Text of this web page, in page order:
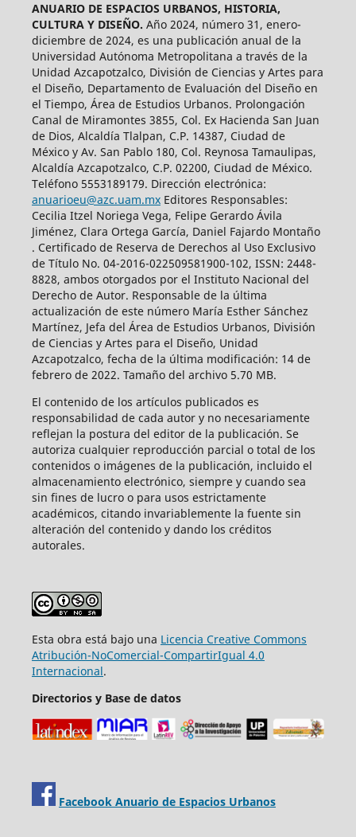
ANUARIO DE ESPACIOS URBANOS, HISTORIA,
CULTURA Y DISEÑO. Año 2024, número 31, enero-
diciembre de 2024, es una publicación anual de la
Universidad Autónoma Metropolitana a través de la
Unidad Azcapotzalco, División de Ciencias y Artes para
el Diseño, Departamento de Evaluación del Diseño en
el Tiempo, Área de Estudios Urbanos. Prolongación
Canal de Miramontes 3855, Col. Ex Hacienda San Juan
de Dios, Alcaldía Tlalpan, C.P. 14387, Ciudad de
México y Av. San Pablo 180, Col. Reynosa Tamaulipas,
Alcaldía Azcapotzalco, C.P. 02200, Ciudad de México.
Teléfono 5553189179. Dirección electrónica:
anuarioeu@azc.uam.mxEditores Responsables:
Cecilia Itzel Noriega Vega, Felipe Gerardo Ávila
Jiménez, Clara Ortega García, Daniel Fajardo Montaño
. Certificado de Reserva de Derechos al Uso Exclusivo
de Título No. 04-2016-022509581900-102, ISSN: 2448-
8828, ambos otorgados por el Instituto Nacional del
Derecho de Autor. Responsable de la última
actualización de este número María Esther Sánchez
Martínez, Jefa del Área de Estudios Urbanos, División
de Ciencias y Artes para el Diseño, Unidad
Azcapotzalco, fecha de la última modificación: 14 de
febrero de 2022. Tamaño del archivo 5.70 MB.
El contenido de los artículos publicados es
responsabilidad de cada autor y no necesariamente
reflejan la postura del editor de la publicación. Se
autoriza cualquier reproducción parcial o total de los
contenidos o imágenes de la publicación, incluido el
almacenamiento electrónico, siempre y cuando sea
sin fines de lucro o para usos estrictamente
académicos, citando invariablemente la fuente sin
alteración del contenido y dando los créditos
autorales.
Esta obra está bajo una Licencia Creative Commons
Atribución-NoComercial-CompartirIgual 4.0
Internacional.
Directorios y Base de datos
Facebook Anuario de Espacios Urbanos